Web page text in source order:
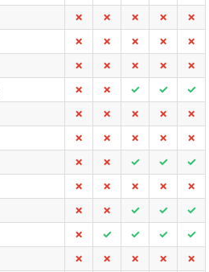
✗ ✗ ✗ ✗
✗
✗ ✗ ✗ ✗
✗
✗ ✗ ✗ ✗
✗
✗ ✗ ✓ ✓
✓
✗ ✗ ✗ ✗
✗
✗ ✗ ✗ ✗
✗
✗ ✗ ✓ ✓
✓
✗ ✗ ✗ ✗
✗
✗ ✗ ✓ ✓
✓
✗ ✓ ✓ ✓
✓
✗ ✗ ✗ ✗
✗